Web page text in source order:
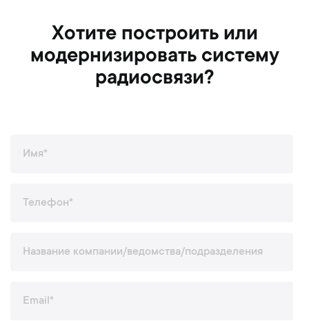
Хотите построить или
модернизировать систему
радиосвязи?